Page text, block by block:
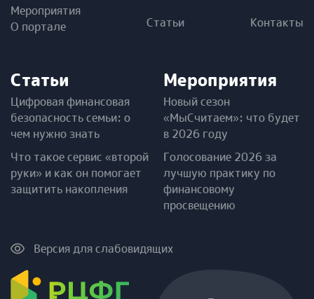
Мероприятия
О портале
Статьи Контакты
Статьи
Цифровая финансовая
безопасность семьи: о
чем нужно знать
Что такое сервис «второй
руки» и как он помогает
защитить накопления
Мероприятия
Новый сезон
«МыСчитаем»: что будет
в 2026 году
Голосование 2026 за
лучшую практику по
финансовому
просвещению
Версия для слабовидящих